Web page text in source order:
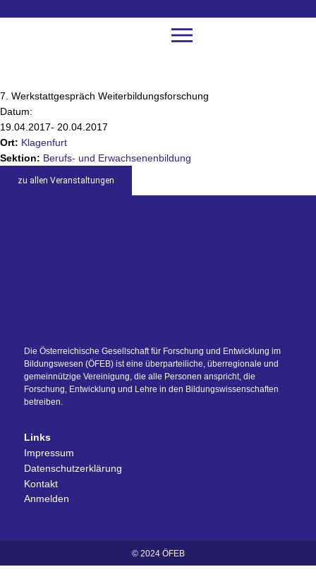
7. Werkstattgespräch Weiterbildungsforschung
Datum:
19.04.2017- 20.04.2017
Ort: Klagenfurt
Sektion: Berufs- und Erwachsenenbildung
zu allen Veranstaltungen
Die Österreichische Gesellschaft für Forschung und Entwicklung im
Bildungswesen (ÖFEB) ist eine überparteiliche, überregionale und
gemeinnützige Vereinigung, die alle Personen anspricht, die
Forschung, Entwicklung und Lehre in den Bildungswissenschaften
betreiben.
Links
Impressum
Datenschutzerklärung
Kontakt
Anmelden
© 2024 ÖFEB